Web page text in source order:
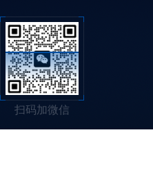
扫码加微信